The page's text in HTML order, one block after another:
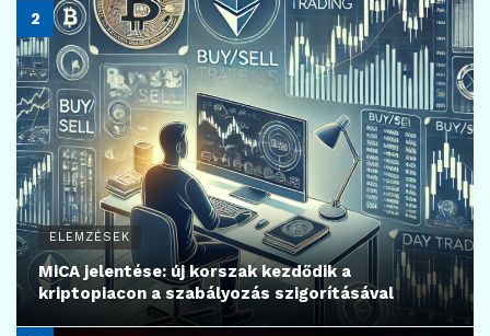
ELEMZÉSEK
MiCA jelentése: új korszak kezdődik a
kriptopiacon a szabályozás szigorításával